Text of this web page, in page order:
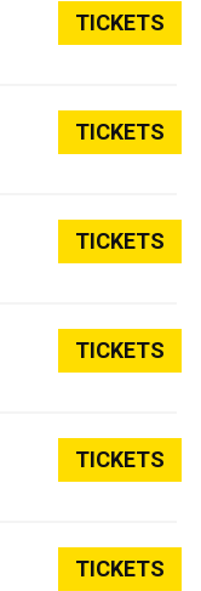
TICKETS
TICKETS
TICKETS
TICKETS
TICKETS
TICKETS